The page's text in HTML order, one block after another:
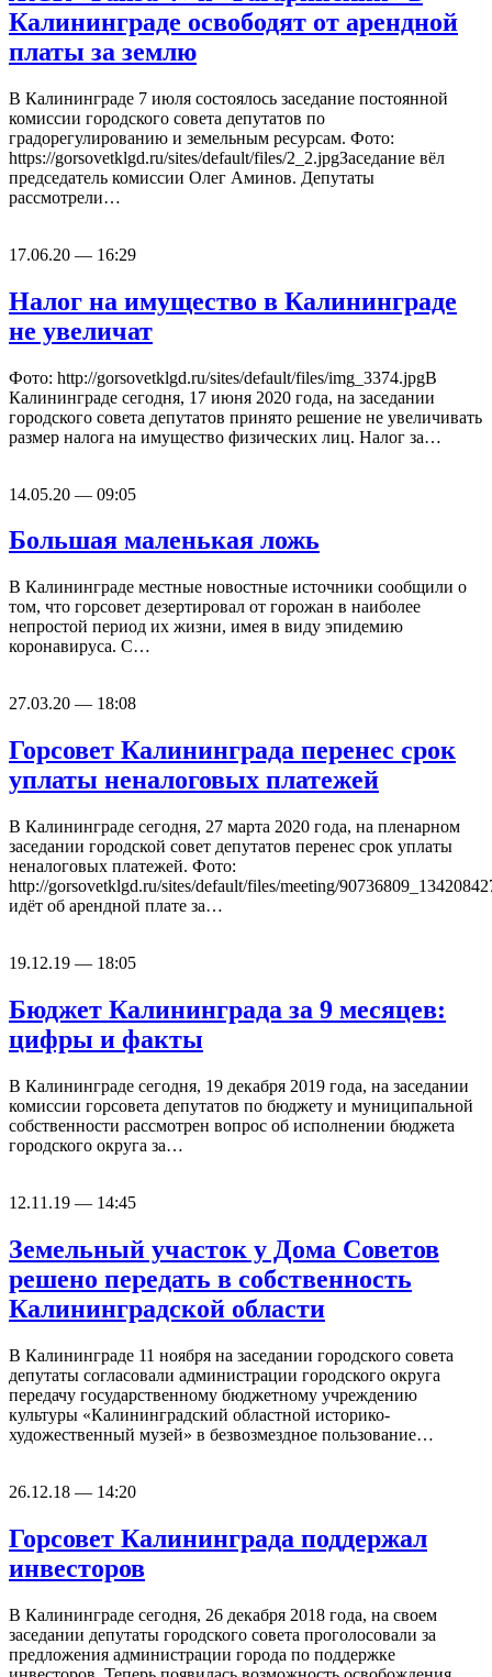
Калининграде освободят от арендной
платы за землю
В Калининграде 7 июля состоялось заседание постоянной
комиссии городского совета депутатов по
градорегулированию и земельным ресурсам. Фото:
https://gorsovetklgd.ru/sites/default/files/2_2.jpgЗаседание вёл
председатель комиссии Олег Аминов. Депутаты
рассмотрели…
17.06.20 — 16:29
Налог на имущество в Калининграде
не увеличат
Фото: http://gorsovetklgd.ru/sites/default/files/img_3374.jpgВ
Калининграде сегодня, 17 июня 2020 года, на заседании
городского совета депутатов принято решение не увеличивать
размер налога на имущество физических лиц. Налог за…
14.05.20 — 09:05
Большая маленькая ложь
В Калининграде местные новостные источники сообщили о
том, что горсовет дезертировал от горожан в наиболее
непростой период их жизни, имея в виду эпидемию
коронавируса. С…
27.03.20 — 18:08
Горсовет Калининграда перенес срок
уплаты неналоговых платежей
В Калининграде сегодня, 27 марта 2020 года, на пленарном
заседании городской совет депутатов перенес срок уплаты
неналоговых платежей. Фото:
http://gorsovetklgd.ru/sites/default/files/meeting/
идёт об арендной плате за…
19.12.19 — 18:05
Бюджет Калининграда за 9 месяцев:
цифры и факты
В Калининграде сегодня, 19 декабря 2019 года, на заседании
комиссии горсовета депутатов по бюджету и муниципальной
собственности рассмотрен вопрос об исполнении бюджета
городского округа за…
12.11.19 — 14:45
Земельный участок у Дома Советов
решено передать в собственность
Калининградской области
В Калининграде 11 ноября на заседании городского совета
депутаты согласовали администрации городского округа
передачу государственному бюджетному учреждению
культуры «Калининградский областной историко-
художественный музей» в безвозмездное пользование…
26.12.18 — 14:20
Горсовет Калининграда поддержал
инвесторов
В Калининграде сегодня, 26 декабря 2018 года, на своем
заседании депутаты городского совета проголосовали за
предложения администрации города по поддержке